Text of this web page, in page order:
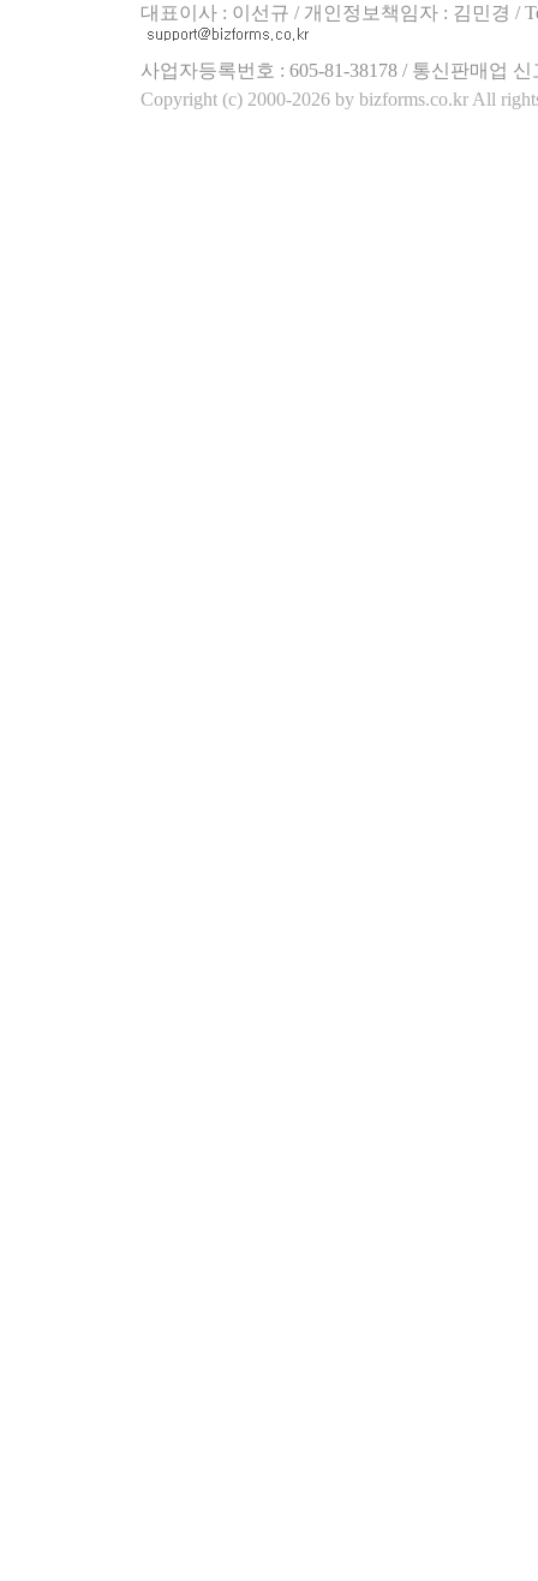
대표이사 : 이선규 / 개인정보책임자 : 김민경 /
사업자등록번호 : 605-81-38178 / 통신판매업
Copyright (c) 2000-2026 by bizforms.co.kr All